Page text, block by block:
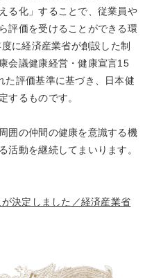
る化」することで、従業員や
評価を受けることができる環
に経済産業省が創設した制
会議健康経営・健康宣言15
た評価基準に基づき、日本健
するものです。
囲の仲間の健康を意識する機
活動を継続してまいります。
決定しました／経済産業省